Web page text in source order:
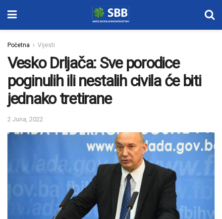
Početna Vijesti
Vesko Drljača: Sve porodice
poginulih ili nestalih civila će biti
jednako tretirane
2 Juna, 2022